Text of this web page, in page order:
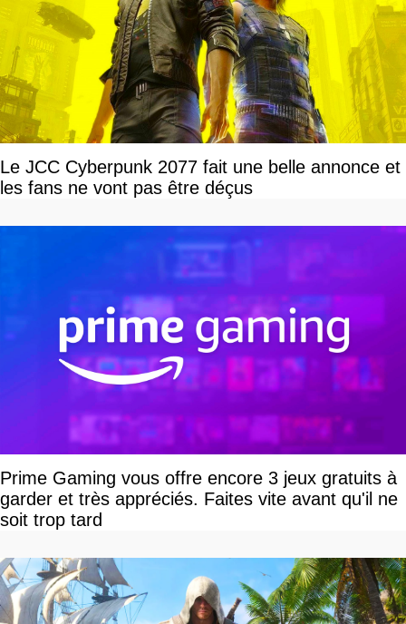
Le JCC Cyberpunk 2077 fait une belle annonce et
les fans ne vont pas être déçus
Prime Gaming vous offre encore 3 jeux gratuits à
garder et très appréciés. Faites vite avant qu'il ne
soit trop tard